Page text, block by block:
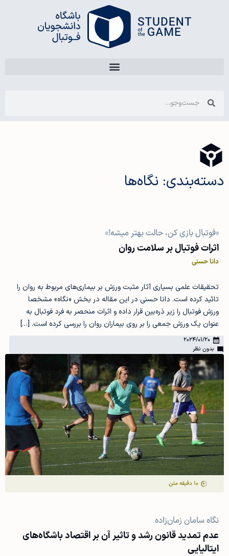
دسته‌بندی: نگاه‌ها
«فوتبال بازی کن، حالت بهتر میشه!»
اثرات فوتبال بر سلامت روان
دانا حسنی
تحقیقات علمی بسیاری آثار مثبت ورزش بر بیماری‌های مربوط به روان را
تائید کرده است. دانا حسنی در این مقاله در بخش «نگاه» مشخصا
ورزش فوتبال را زیر ذره‌بین قرار داده و اثرات منحصر به فرد فوتبال به
عنوان یک ورزش جمعی را بر روی بیماران روان را بررسی کرده است. […]
2024/01/20
بدون نظر
10 دقیقه متن
نگاه سامان زمان‌زاده
عدم تمدید قانون رشد و تاثیر آن بر اقتصاد باشگاه‌های
ایتالیایی